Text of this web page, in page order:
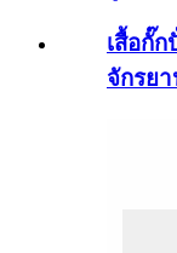
เสื้อกั๊
จักรย